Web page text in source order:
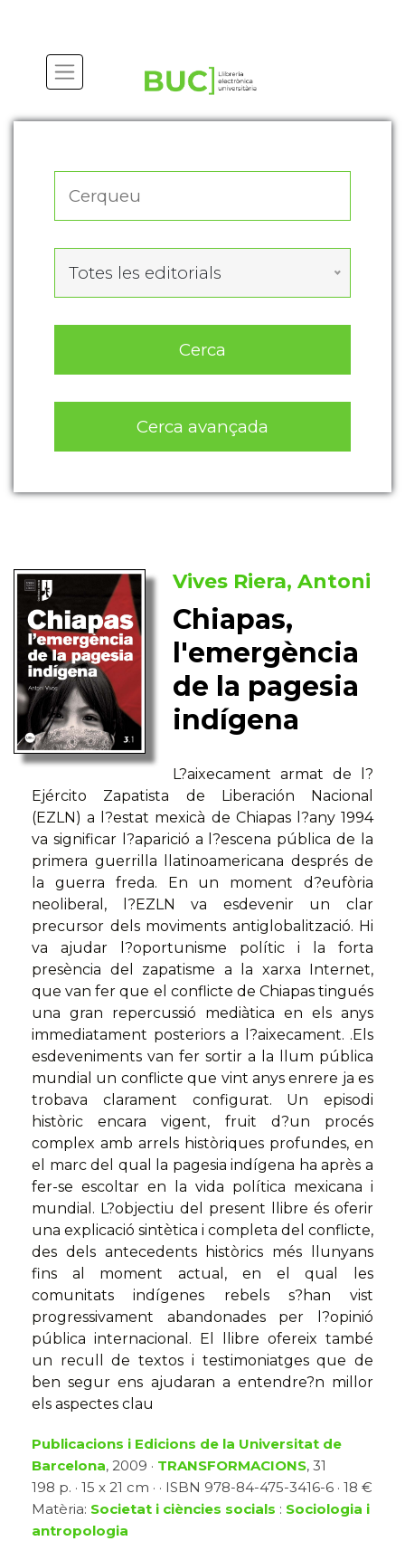
Totes les editorials
Cerca
Cerca avançada
Vives Riera, Antoni
Chiapas,
l'emergència
de la pagesia
indígena
L?aixecament armat de l?
Ejército Zapatista de Liberación Nacional
(EZLN) a l?estat mexicà de Chiapas l?any 1994
va significar l?aparició a l?escena pública de la
primera guerrilla llatinoamericana després de
la guerra freda. En un moment d?eufòria
neoliberal, l?EZLN va esdevenir un clar
precursor dels moviments antiglobalització. Hi
va ajudar l?oportunisme polític i la forta
presència del zapatisme a la xarxa Internet,
que van fer que el conflicte de Chiapas tingués
una gran repercussió mediàtica en els anys
immediatament posteriors a l?aixecament. .Els
esdeveniments van fer sortir a la llum pública
mundial un conflicte que vint anys enrere ja es
trobava clarament configurat. Un episodi
històric encara vigent, fruit d?un procés
complex amb arrels històriques profundes, en
el marc del qual la pagesia indígena ha après a
fer-se escoltar en la vida política mexicana i
mundial. L?objectiu del present llibre és oferir
una explicació sintètica i completa del conflicte,
des dels antecedents històrics més llunyans
fins al moment actual, en el qual les
comunitats indígenes rebels s?han vist
progressivament abandonades per l?opinió
pública internacional. El llibre ofereix també
un recull de textos i testimoniatges que de
ben segur ens ajudaran a entendre?n millor
els aspectes clau
Publicacions i Edicions de la Universitat de
Barcelona, 2009 · TRANSFORMACIONS, 31
198 p. · 15 x 21 cm · · ISBN 978-84-475-3416-6 · 18 €
Matèria: Societat i ciències socials : Sociologia i
antropologia